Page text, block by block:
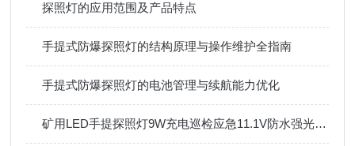
探照灯的应用范围及产品特点
手提式防爆探照灯的结构原理与操作维护全指南
手提式防爆探照灯的电池管理与续航能力优化
矿用LED手提探照灯9W充电巡检应急11.1V防水强光手电筒